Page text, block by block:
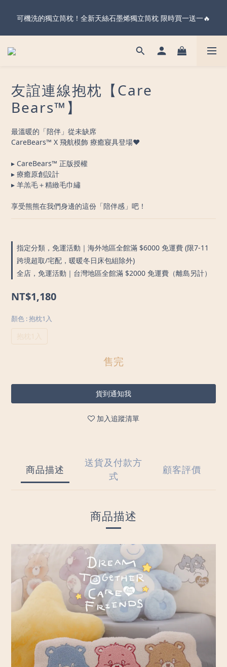
下單 父親節前到貨 ✨
可機洗的獨立筒枕！全新天絲石墨烯獨立筒枕 限時買一送一🔥
暖心父親節・天絲全系列＆純棉雙層紗 不限金額 享 88 折！現在
友誼連線抱枕【Care
Bears™】
最溫暖的「陪伴」從未缺席
CareBears™ X 飛航模飾 療癒寢具登場❤
▸ CareBears™ 正版授權
▸ 療癒原創設計
▸ 羊羔毛＋精緻毛巾繡
享受熊熊在我們身邊的這份「陪伴感」吧！
指定分類，免運活動｜海外地區全館滿 $6000 免運費 (限7-11
跨境超取/宅配，暖暖冬日床包組除外)
全店，免運活動｜台灣地區全館滿 $2000 免運費（離島另計）
NT$1,180
顏色 : 抱枕1入
抱枕1入
售完
貨到通知我
加入追蹤清單
商品描述
送貨及付款方
式
顧客評價
商品描述